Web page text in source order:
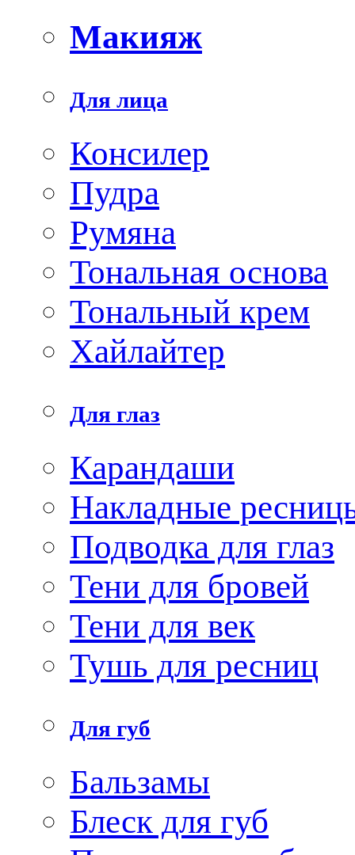
Макияж
Для лица
Консилер
Пудра
Румяна
Тональная основа
Тональный крем
Хайлайтер
Для глаз
Карандаши
Накладные
Подводка для глаз
Тени для бровей
Тени для век
Тушь для ресниц
Для губ
Бальзамы
Блеск для губ